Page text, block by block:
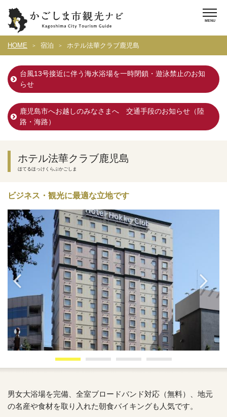
HOME 宿泊 ホテル法華クラブ鹿児島
台風13号接近に伴う海水浴場を一時閉鎖・遊泳禁止のお知
らせ
鹿児島市へお越しのみなさまへ 交通手段のお知らせ（陸
路・海路）
ホテル法華クラブ鹿児島
ほてるほっけくらぶかごしま
ビジネス・観光に最適な立地です
男女大浴場を完備、全室ブロードバンド対応（無料）、地元
の名産や食材を取り入れた朝食バイキングも人気です。